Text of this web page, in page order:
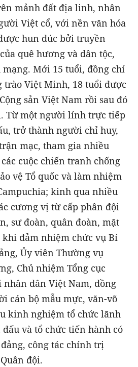
mảnh đất địa linh, nhân
Việt cổ, với nền văn hóa
hun đúc bởi truyền
quê hương và dân tộc,
mạng. Mới 15 tuổi, đồng chí
trào Việt Minh, 18 tuổi được
sản Việt Nam rồi sau đó
Từ một người lính trực tiếp
trở thành người chỉ huy,
mạc, tham gia nhiều
cuộc chiến tranh chống
vệ Tổ quốc và làm nhiệm
kinh qua nhiều
cương vị từ cấp phân đội
sư đoàn, quân đoàn, mặt
đảm nhiệm chức vụ Bí
Ủy viên Thường vụ
Chủ nhiệm Tổng cục
dân Việt Nam, đồng
cán bộ mẫu mực, văn-võ
kinh nghiệm tổ chức lãnh
và tổ chức tiến hành có
công tác chính trị
đội.